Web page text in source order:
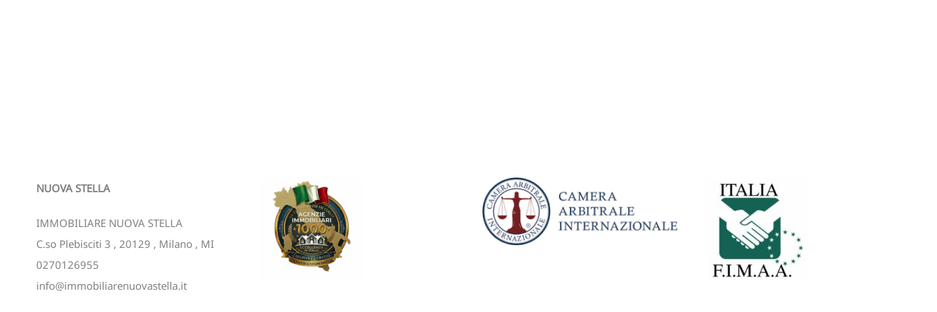
NUOVA STELLA
IMMOBILIARE NUOVA STELLA
C.so Plebisciti 3 , 20129 , Milano , MI
0270126955
info@immobiliarenuovastella.it